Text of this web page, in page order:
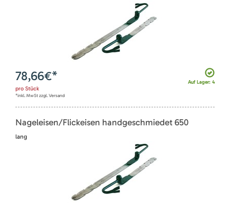
Auf Lager: 4
78,66€*
pro Stück
*inkl. MwSt zzgl. Versand
Nageleisen/Flickeisen handgeschmiedet 650
lang